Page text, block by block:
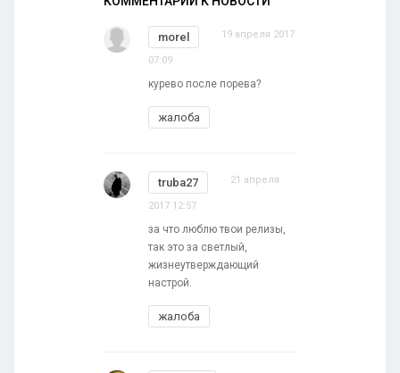
morel 19 апреля 2017
07:09
курево после порева?
жалоба
truba27 21 апреля
2017 12:57
за что люблю твои релизы,
так это за светлый,
жизнеутверждающий
настрой.
жалоба